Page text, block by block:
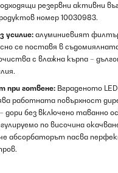
резервни активни
номер 10030983.
усилие: алуминиевият
се поставя в
с влажна кърпа –
при готвене: Вграденото
работната повърхност
дори без включено таванно
по височина
абсорбаторът пасва